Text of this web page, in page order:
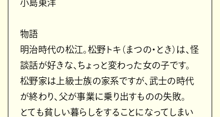
小島東洋
物語
明治時代の松江。松野トキ（まつの・とき）は、怪
談話が好きな、ちょっと変わった女の子です。
松野家は上級士族の家系ですが、武士の時代
が終わり、父が事業に乗り出すものの失敗。
とても貧しい暮らしをすることになってしまい